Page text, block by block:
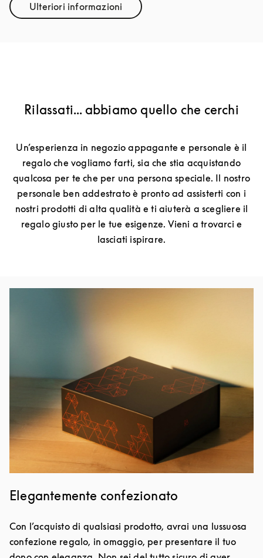
Ulteriori informazioniLink Opens in New Tab
Rilassati... abbiamo quello che cerchi
Un’esperienza in negozio appagante e personale è il
regalo che vogliamo farti, sia che stia acquistando
qualcosa per te che per una persona speciale. Il nostro
personale ben addestrato è pronto ad assisterti con i
nostri prodotti di alta qualità e ti aiuterà a scegliere il
regalo giusto per le tue esigenze. Vieni a trovarci e
lasciati ispirare.
Elegantemente confezionato
Con l’acquisto di qualsiasi prodotto, avrai una lussuosa
confezione regalo, in omaggio, per presentare il tuo